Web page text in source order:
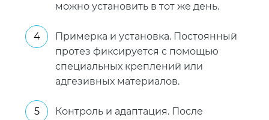
можно установить в тот же день.
Примерка и установка. Постоянный
протез фиксируется с помощью
специальных креплений или
адгезивных материалов.
Контроль и адаптация. После